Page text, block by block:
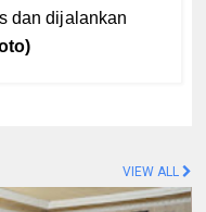
dan dijalankan
VIEW ALL